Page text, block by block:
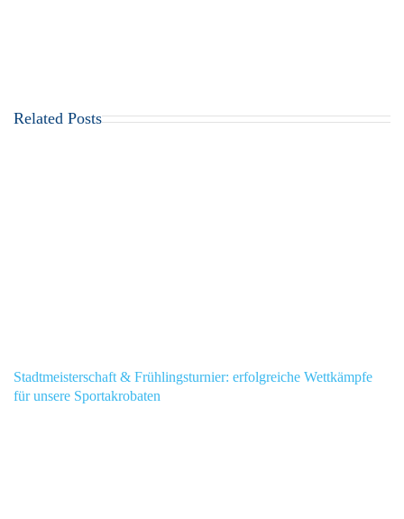
Related Posts
Stadtmeisterschaft & Frühlingsturnier: erfolgreiche Wettkämpfe
für unsere Sportakrobaten